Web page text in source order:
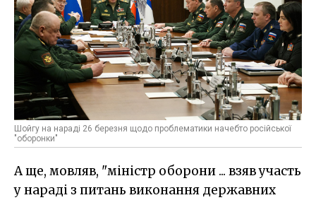
Шойгу на нараді 26 березня щодо проблематики начебто російської
"оборонки"
А ще, мовляв, "міністр оборони ... взяв участь
у нараді з питань виконання державних